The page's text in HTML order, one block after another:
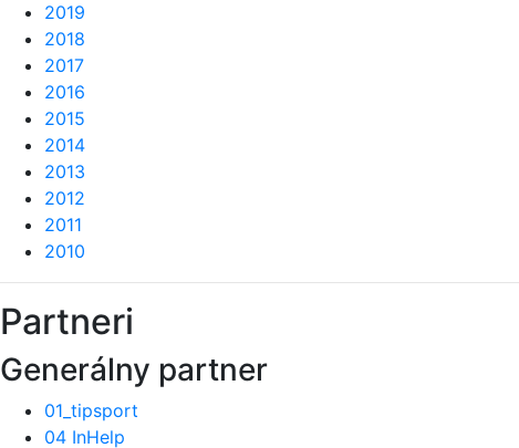
2019
2018
2017
2016
2015
2014
2013
2012
2011
2010
Partneri
Generálny partner
01_tipsport
04 InHelp